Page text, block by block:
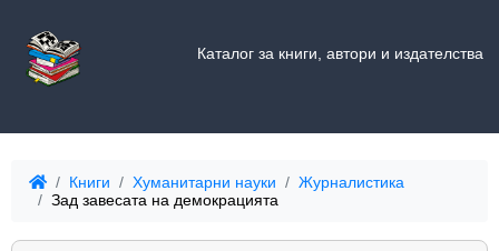
Каталог за книги, автори и издателства
Книги Хуманитарни науки
Журналистика
Зад завесата на демокрацията